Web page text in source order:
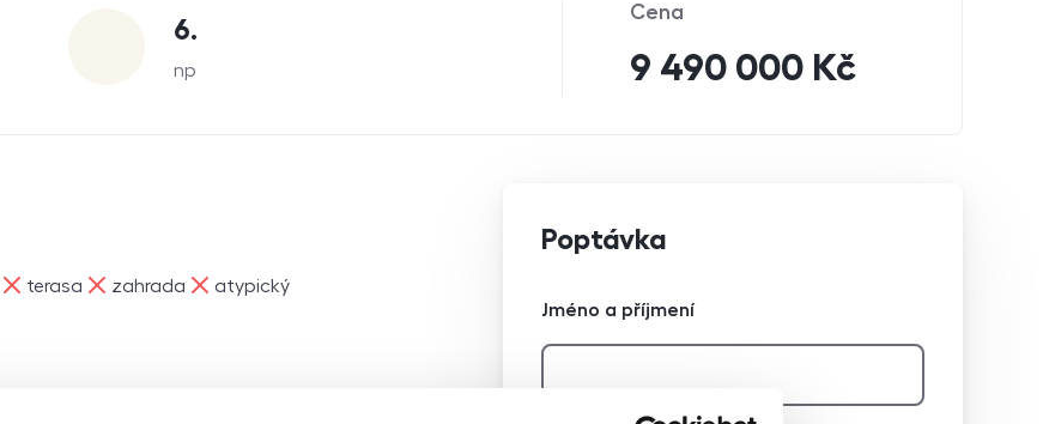
np
6.
Cena
9 490 000 Kč
terasa
ne zahrada
ne atypický
ne
Poptávka
Jméno a příjmení